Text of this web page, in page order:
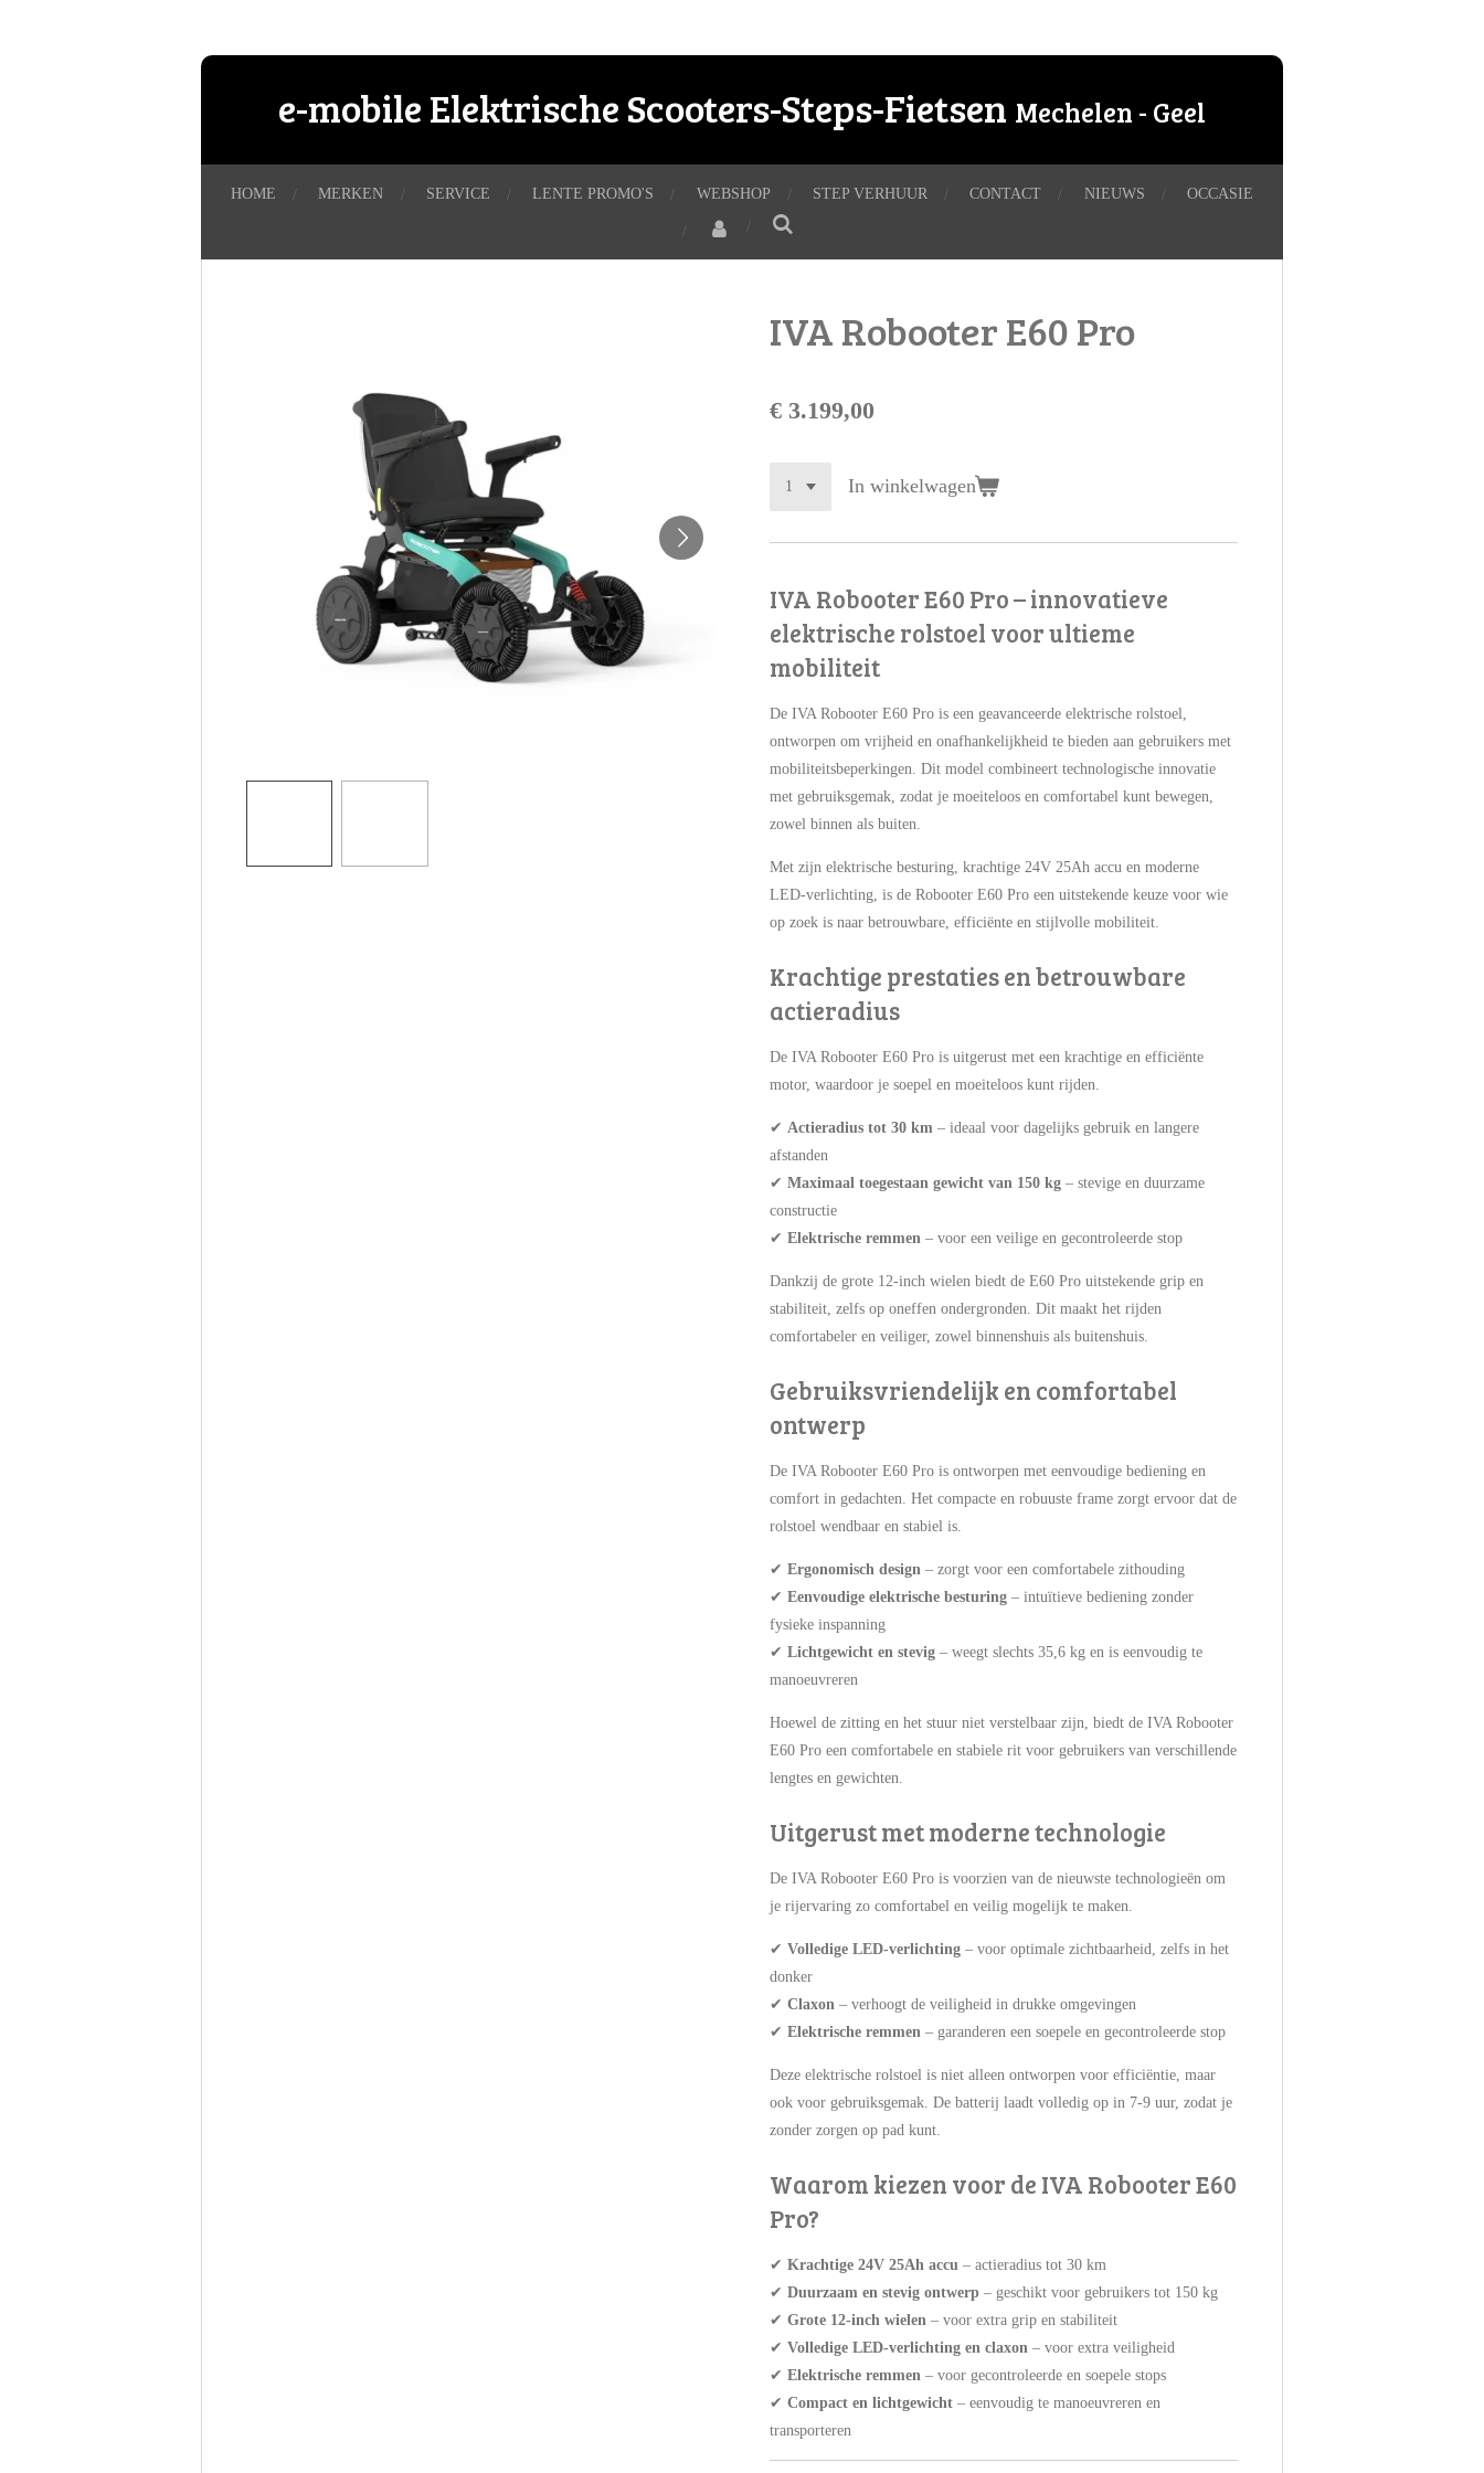
e-mobile Elektrische Scooters-Steps-Fietsen Mechelen - Geel
HOME MERKEN SERVICE LENTE PROMO'S WEBSHOP STEP VERHUUR CONTACT NIEUWS OCCASIE
IVA Robooter E60 Pro
€ 3.199,00
In winkelwagen
IVA Robooter E60 Pro – innovatieve
elektrische rolstoel voor ultieme
mobiliteit
De IVA Robooter E60 Pro is een geavanceerde elektrische rolstoel,
ontworpen om vrijheid en onafhankelijkheid te bieden aan gebruikers met
mobiliteitsbeperkingen. Dit model combineert technologische innovatie
met gebruiksgemak, zodat je moeiteloos en comfortabel kunt bewegen,
zowel binnen als buiten.
Met zijn elektrische besturing, krachtige 24V 25Ah accu en moderne
LED-verlichting, is de Robooter E60 Pro een uitstekende keuze voor wie
op zoek is naar betrouwbare, efficiënte en stijlvolle mobiliteit.
Krachtige prestaties en betrouwbare
actieradius
De IVA Robooter E60 Pro is uitgerust met een krachtige en efficiënte
motor, waardoor je soepel en moeiteloos kunt rijden.
✔ Actieradius tot 30 km – ideaal voor dagelijks gebruik en langere
afstanden
✔ Maximaal toegestaan gewicht van 150 kg – stevige en duurzame
constructie
✔ Elektrische remmen – voor een veilige en gecontroleerde stop
Dankzij de grote 12-inch wielen biedt de E60 Pro uitstekende grip en
stabiliteit, zelfs op oneffen ondergronden. Dit maakt het rijden
comfortabeler en veiliger, zowel binnenshuis als buitenshuis.
Gebruiksvriendelijk en comfortabel
ontwerp
De IVA Robooter E60 Pro is ontworpen met eenvoudige bediening en
comfort in gedachten. Het compacte en robuuste frame zorgt ervoor dat de
rolstoel wendbaar en stabiel is.
✔ Ergonomisch design – zorgt voor een comfortabele zithouding
✔ Eenvoudige elektrische besturing – intuïtieve bediening zonder
fysieke inspanning
✔ Lichtgewicht en stevig – weegt slechts 35,6 kg en is eenvoudig te
manoeuvreren
Hoewel de zitting en het stuur niet verstelbaar zijn, biedt de IVA Robooter
E60 Pro een comfortabele en stabiele rit voor gebruikers van verschillende
lengtes en gewichten.
Uitgerust met moderne technologie
De IVA Robooter E60 Pro is voorzien van de nieuwste technologieën om
je rijervaring zo comfortabel en veilig mogelijk te maken.
✔ Volledige LED-verlichting – voor optimale zichtbaarheid, zelfs in het
donker
✔ Claxon – verhoogt de veiligheid in drukke omgevingen
✔ Elektrische remmen – garanderen een soepele en gecontroleerde stop
Deze elektrische rolstoel is niet alleen ontworpen voor efficiëntie, maar
ook voor gebruiksgemak. De batterij laadt volledig op in 7-9 uur, zodat je
zonder zorgen op pad kunt.
Waarom kiezen voor de IVA Robooter E60
Pro?
✔ Krachtige 24V 25Ah accu – actieradius tot 30 km
✔ Duurzaam en stevig ontwerp – geschikt voor gebruikers tot 150 kg
✔ Grote 12-inch wielen – voor extra grip en stabiliteit
✔ Volledige LED-verlichting en claxon – voor extra veiligheid
✔ Elektrische remmen – voor gecontroleerde en soepele stops
✔ Compact en lichtgewicht – eenvoudig te manoeuvreren en
transporteren